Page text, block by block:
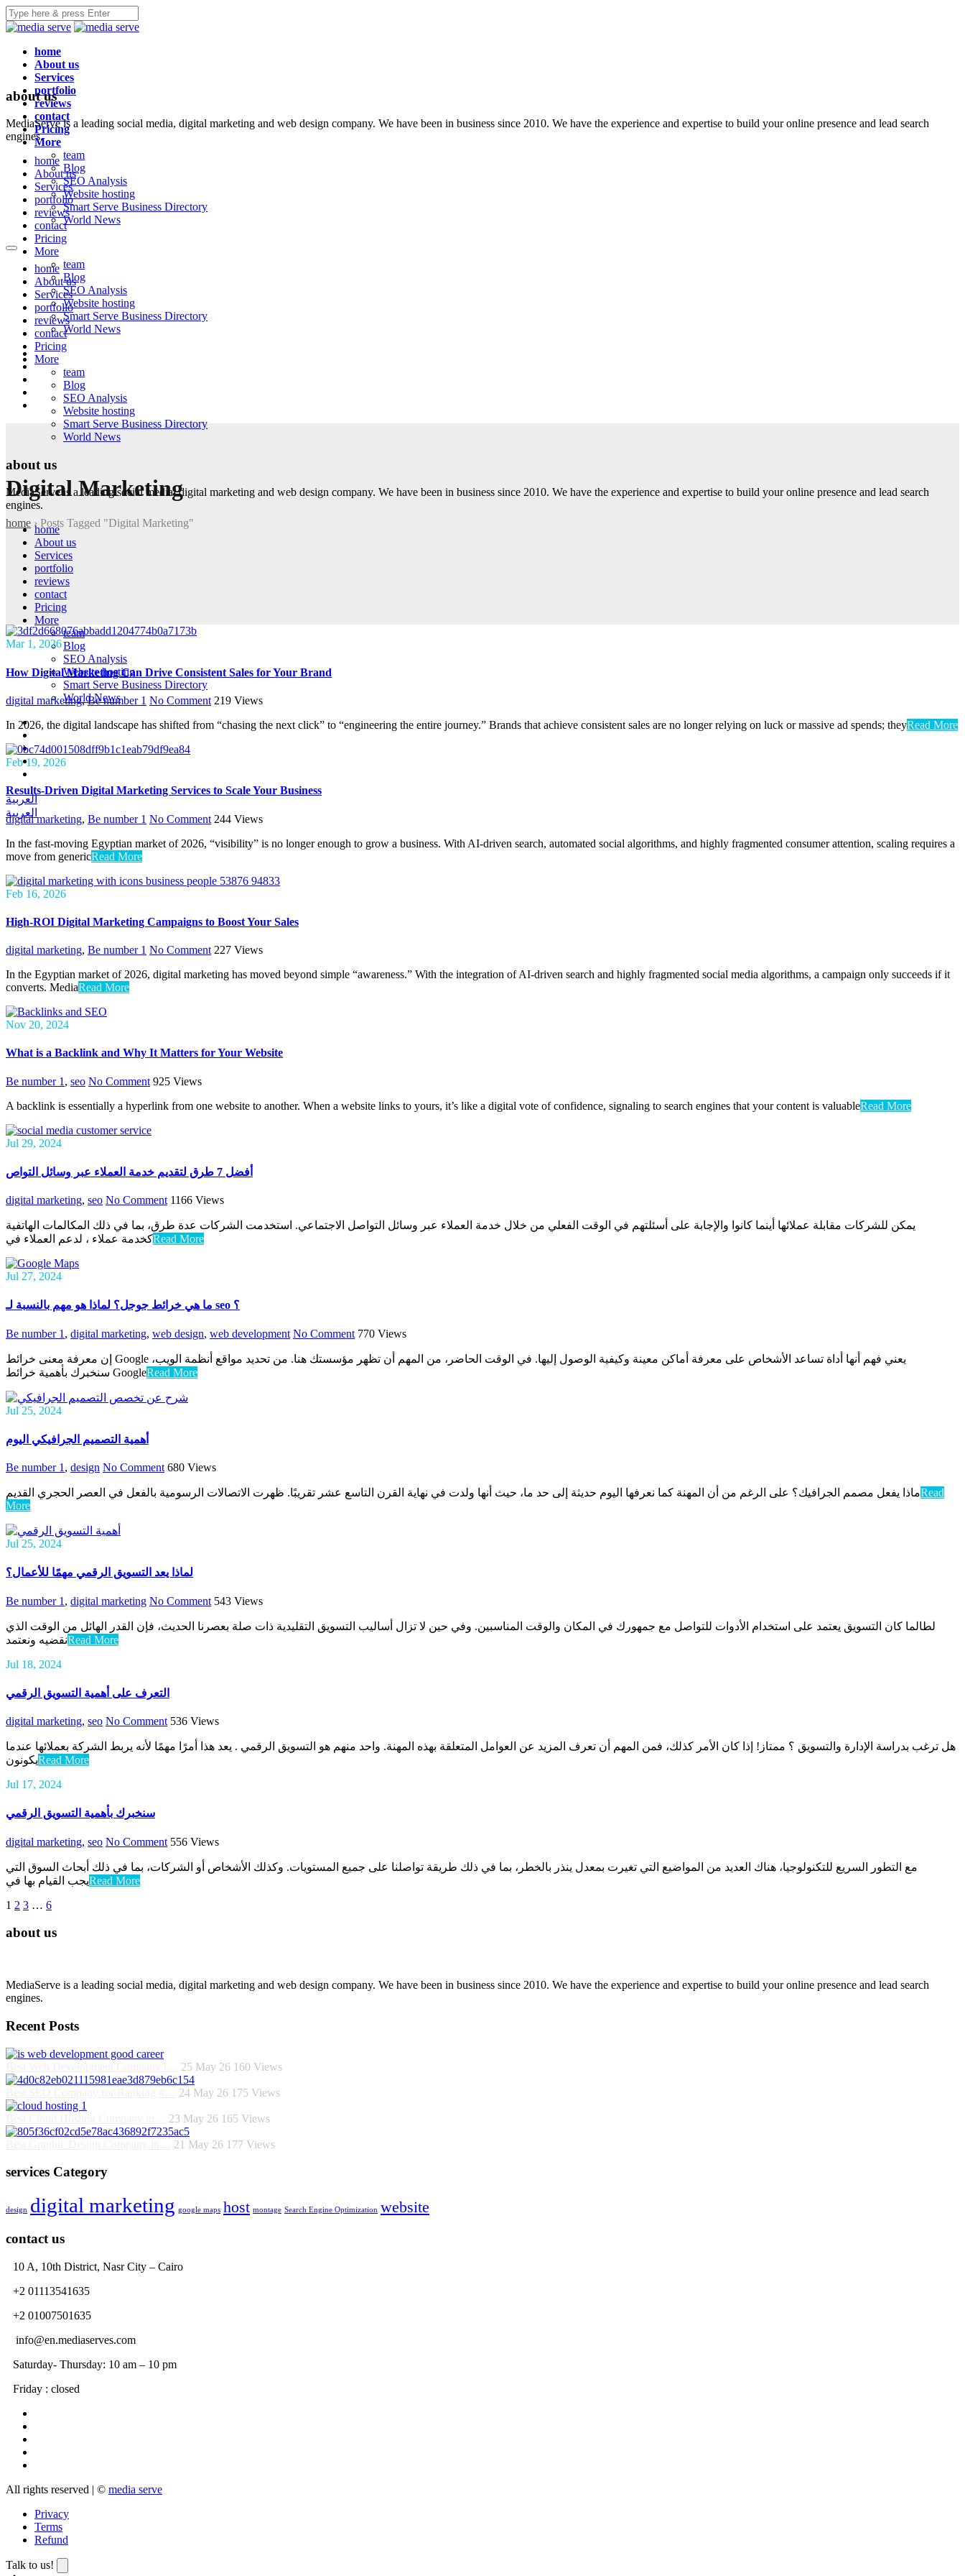
home
About us
Services
portfolio
reviews
contact
Pricing
More
team
Blog
SEO Analysis
Website hosting
Smart Serve Business Directory
World News
home
About us
Services
portfolio
reviews
contact
Pricing
More
team
Blog
SEO Analysis
Website hosting
Smart Serve Business Directory
World News
about us
MediaServe is a leading social media, digital marketing and web design company. We have been in business since 2010. We have the experience and expertise to build your online presence and lead search
engines.
home
About us
Services
portfolio
reviews
contact
Pricing
More
team
Blog
SEO Analysis
Website hosting
Smart Serve Business Directory
World News
العربية
العربية
about us
MediaServe is a leading social media, digital marketing and web design company. We have been in business since 2010. We have the experience and expertise to build your online presence and lead search
engines.
home
About us
Services
portfolio
reviews
contact
Pricing
More
team
Blog
SEO Analysis
Website hosting
Smart Serve Business Directory
World News
Digital Marketing
home › Posts Tagged "Digital Marketing"
Mar 1, 2026
How Digital Marketing Can Drive Consistent Sales for Your Brand
digital marketing,Be number 1 No Comment 219 Views
In 2026, the digital landscape has shifted from “chasing the next click” to “engineering the entire journey.” Brands that achieve consistent sales are no longer relying on luck or massive ad spends; theyRead More
Feb 19, 2026
Results-Driven Digital Marketing Services to Scale Your Business
digital marketing, Be number 1 No Comment 244 Views
In the fast-moving Egyptian market of 2026, “visibility” is no longer enough to grow a business. With AI-driven search, automated social algorithms, and highly fragmented consumer attention, scaling requires a
move from genericRead More
Feb 16, 2026
High-ROI Digital Marketing Campaigns to Boost Your Sales
digital marketing, Be number 1 No Comment 227 Views
In the Egyptian market of 2026, digital marketing has moved beyond simple “awareness.” With the integration of AI-driven search and highly fragmented social media algorithms, a campaign only succeeds if it
converts. MediaRead More
Nov 20, 2024
What is a Backlink and Why It Matters for Your Website
Be number 1 , seo No Comment 925 Views
A backlink is essentially a hyperlink from one website to another. When a website links to yours, it’s like a digital vote of confidence, signaling to search engines that your content is valuableRead More
Jul 29, 2024
أفضل 7 طرق لتقديم خدمة العملاء عبر وسائل التواص
digital marketing, seo No Comment 1166 Views
يمكن للشركات مقابلة عملائها أينما كانوا والإجابة على أسئلتهم في الوقت الفعلي من خلال خدمة العملاء عبر وسائل التواصل الاجتماعي. استخدمت الشركات عدة طرق، بما في ذلك المكالمات الهاتفية
كخدمة عملاء ، لدعم العملاء فيRead More
Jul 27, 2024
ما هي خرائط جوجل؟ لماذا هو مهم بالنسبة لـ seo ؟
Be number 1 , digital marketing, web design, web development No Comment 770 Views
إن معرفة معنى خرائط Google يعني فهم أنها أداة تساعد الأشخاص على معرفة أماكن معينة وكيفية الوصول إليها. في الوقت الحاضر، من المهم أن تظهر مؤسستك هنا. من تحديد مواقع أنظمة الويب،
سنخبرك بأهمية خرائط GoogleRead More
Jul 25, 2024
أهمية التصميم الجرافيكي اليوم
Be number 1 , design No Comment 680 Views
ماذا يفعل مصمم الجرافيك؟ على الرغم من أن المهنة كما نعرفها اليوم حديثة إلى حد ما، حيث أنها ولدت في نهاية القرن التاسع عشر تقريبًا. ظهرت الاتصالات الرسومية بالفعل في العصر الحجري القديمRead
More
Jul 25, 2024
لماذا يعد التسويق الرقمي مهمًا للأعمال؟
Be number 1 , digital marketing No Comment 543 Views
لطالما كان التسويق يعتمد على استخدام الأدوات للتواصل مع جمهورك في المكان والوقت المناسبين. وفي حين لا تزال أساليب التسويق التقليدية ذات صلة بعصرنا الحديث، فإن القدر الهائل من الوقت الذي
نقضيه ونعتمدRead More
Jul 18, 2024
التعرف على أهمية التسويق الرقمي
digital marketing, seo No Comment 536 Views
هل ترغب بدراسة الإدارة والتسويق ؟ ممتاز! إذا كان الأمر كذلك، فمن المهم أن تعرف المزيد عن العوامل المتعلقة بهذه المهنة. واحد منهم هو التسويق الرقمي . يعد هذا أمرًا مهمًا لأنه يربط الشركة بعملائها عندما
يكونونRead More
Jul 17, 2024
سنخبرك بأهمية التسويق الرقمي
digital marketing, seo No Comment 556 Views
مع التطور السريع للتكنولوجيا، هناك العديد من المواضيع التي تغيرت بمعدل ينذر بالخطر، بما في ذلك طريقة تواصلنا على جميع المستويات. وكذلك الأشخاص أو الشركات، بما في ذلك أبحاث السوق التي
يجب القيام بها فيRead More
1 2 3 … 6
about us
MediaServe is a leading social media, digital marketing and web design company. We have been in business since 2010. We have the experience and expertise to build your online presence and lead search
engines.
Recent Posts
25 May 26 160 Views
24 May 26 175 Views
23 May 26 165 Views
21 May 26 177 Views
services Category
design digital marketing google maps host montage Search Engine Optimization website
contact us
10 A, 10th District, Nasr City – Cairo
+2 01113541635
+2 01007501635
info@en.mediaserves.com
Saturday- Thursday: 10 am – 10 pm
Friday : closed
All rights reserved | © media serve
Privacy
Terms
Refund
Talk to us!